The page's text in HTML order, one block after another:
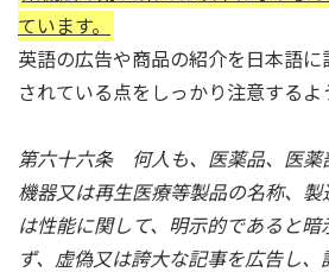
ています。
英語の広告や商品の紹介を日本語
されている点をしっかり注意するよ
第六十六条 何人も、医薬品、医薬
機器又は再生医療等製品の名称、
は性能に関して、明示的であると
ず、虚偽又は誇大な記事を広告し